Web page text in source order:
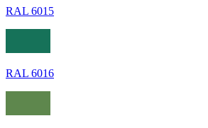
RAL 6015
RAL 6016